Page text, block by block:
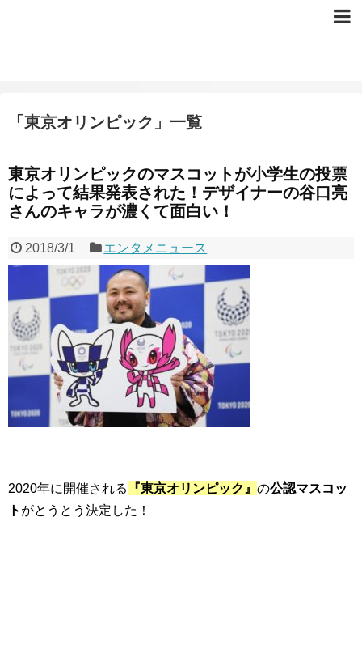
「 東京オリンピック 」 一覧
東京オリンピックのマスコットが小学生の投票
によって結果発表された！デザイナーの谷口亮
さんのキャラが濃くて面白い！
2018/3/1 エンタメニュース
2020年に開催される 『東京オリンピック』 の公認マスコッ
ト がとうとう決定した！